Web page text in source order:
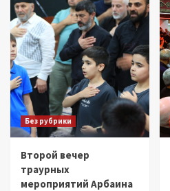
Без рубрики
Второй вечер
траурных
мероприятий Арбаина